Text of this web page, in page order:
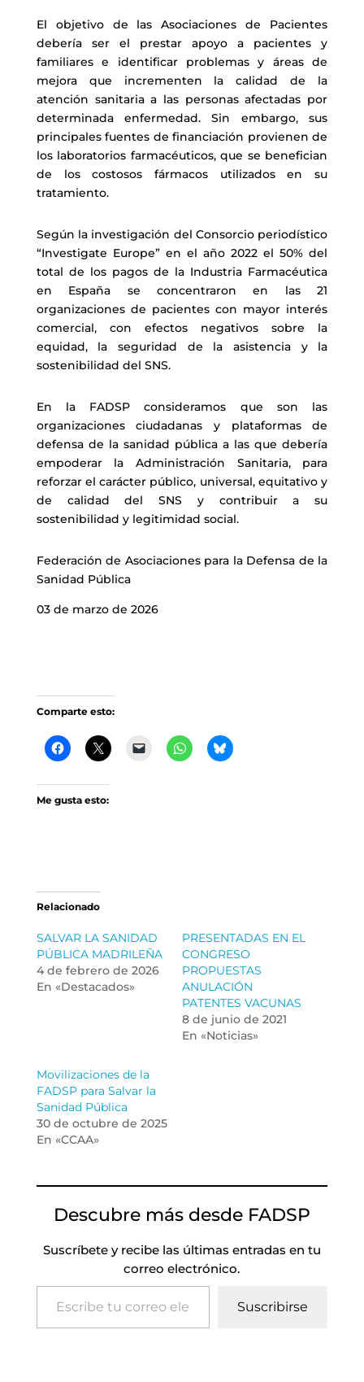
El objetivo de las Asociaciones de Pacientes
debería ser el prestar apoyo a pacientes y
familiares e identificar problemas y áreas de
mejora que incrementen la calidad de la
atención sanitaria a las personas afectadas por
determinada enfermedad. Sin embargo, sus
principales fuentes de financiación provienen de
los laboratorios farmacéuticos, que se benefician
de los costosos fármacos utilizados en su
tratamiento.
Según la investigación del Consorcio periodístico
“Investigate Europe” en el año 2022 el 50% del
total de los pagos de la Industria Farmacéutica
en España se concentraron en las 21
organizaciones de pacientes con mayor interés
comercial, con efectos negativos sobre la
equidad, la seguridad de la asistencia y la
sostenibilidad del SNS.
En la FADSP consideramos que son las
organizaciones ciudadanas y plataformas de
defensa de la sanidad pública a las que debería
empoderar la Administración Sanitaria, para
reforzar el carácter público, universal, equitativo y
de calidad del SNS y contribuir a su
sostenibilidad y legitimidad social.
Federación de Asociaciones para la Defensa de la
Sanidad Pública
03 de marzo de 2026
Comparte esto:
Me gusta esto:
Relacionado
SALVAR LA SANIDAD
PÚBLICA MADRILEÑA
4 de febrero de 2026
En «Destacados»
PRESENTADAS EN EL
CONGRESO
PROPUESTAS
ANULACIÓN
PATENTES VACUNAS
8 de junio de 2021
En «Noticias»
Movilizaciones de la
FADSP para Salvar la
Sanidad Pública
30 de octubre de 2025
En «CCAA»
Descubre más desde FADSP
Suscríbete y recibe las últimas entradas en tu
correo electrónico.
Escribe tu correo electrónico…
Suscribirse